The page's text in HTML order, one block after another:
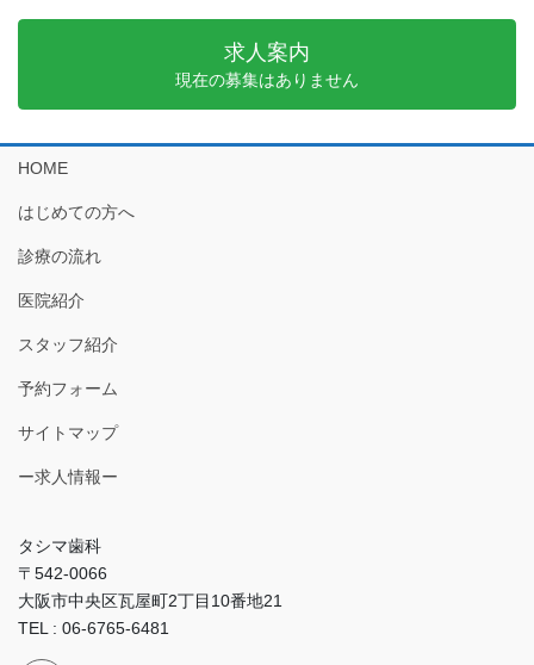
求人案内
現在の募集はありません
HOME
はじめての方へ
診療の流れ
医院紹介
スタッフ紹介
予約フォーム
サイトマップ
ー求人情報ー
タシマ歯科
〒542-0066
大阪市中央区瓦屋町2丁目10番地21
TEL : 06-6765-6481